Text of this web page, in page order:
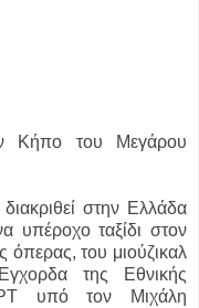
Κήπο του Μεγάρου
στην Ελλάδα
υπέροχο ταξίδι στον
όπερας, του μιούζικαλ
της Εθνικής
υπό τον Μιχάλη